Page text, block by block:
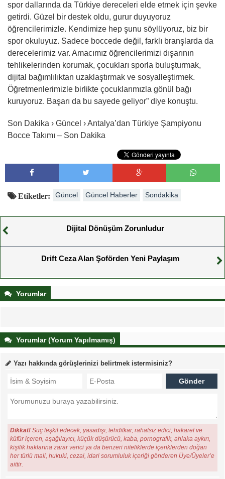
spor dallarında da Türkiye dereceleri elde etmek için şevke
getirdi. Güzel bir destek oldu, gurur duyuyoruz
öğrencilerimizle. Kendimize hep şunu söylüyoruz, biz bir
spor okuluyuz. Sadece boccede değil, farklı branşlarda da
derecelerimiz var. Amacımız öğrencilerimizi dışarının
tehlikelerinden korumak, çocukları sporla buluşturmak,
dijital bağımlılıktan uzaklaştırmak ve sosyalleştirmek.
Öğretmenlerimizle birlikte çocuklarımızla gönül bağı
kuruyoruz. Başarı da bu sayede geliyor” diye konuştu.
Son Dakika › Güncel › Antalya’dan Türkiye Şampiyonu
Bocce Takımı – Son Dakika
Etiketler: Güncel Güncel Haberler Sondakika
Dijital Dönüşüm Zorunludur
Drift Ceza Alan Şoförden Yeni Paylaşım
Yorumlar
Yorumlar (Yorum Yapılmamış)
Yazı hakkında görüşlerinizi belirtmek istermisiniz?
Dikkat! Suç teşkil edecek, yasadışı, tehditkar, rahatsız edici, hakaret ve
küfür içeren, aşağılayıcı, küçük düşürücü, kaba, pornografik, ahlaka aykırı,
kişilik haklarına zarar verici ya da benzeri niteliklerde içeriklerden doğan
her türlü mali, hukuki, cezai, idari sorumluluk içeriği gönderen Üye/Üyeler’e
aittir.